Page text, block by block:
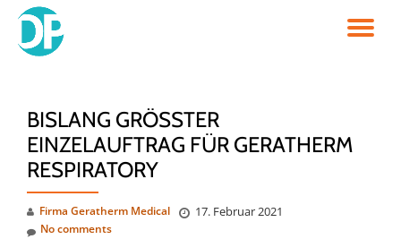
Skip
BISLANG GRÖSSTER E
INZELAUFTRAG FÜR GERATHERM R
ESPIRATORY
Firma Geratherm Medical 17. Februar 2021
No comments